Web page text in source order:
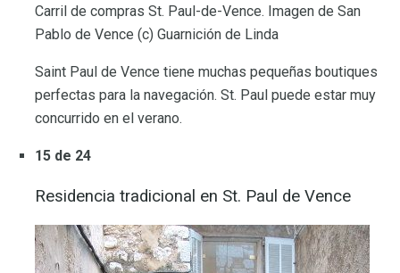
Carril de compras St. Paul-de-Vence. Imagen de San
Pablo de Vence (c) Guarnición de Linda
Saint Paul de Vence tiene muchas pequeñas boutiques
perfectas para la navegación. St. Paul puede estar muy
concurrido en el verano.
15 de 24
Residencia tradicional en St. Paul de Vence